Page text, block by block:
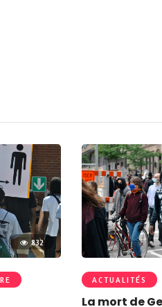
832
ACTUALITÉS
La mort de